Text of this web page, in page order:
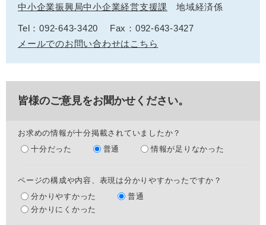
中小企業振興局中小企業経営支援課 地域経済係
Tel：092-643-3420
Fax：092-643-3427
メールでのお問い合わせはこちら
皆様のご意見をお聞かせください。
お求めの情報が十分掲載されていましたか？
十分だった
普通 情報が足りなかった
ページの構成や内容、表現は分かりやすかったですか？
分かりやすかった
普通
分かりにくかった